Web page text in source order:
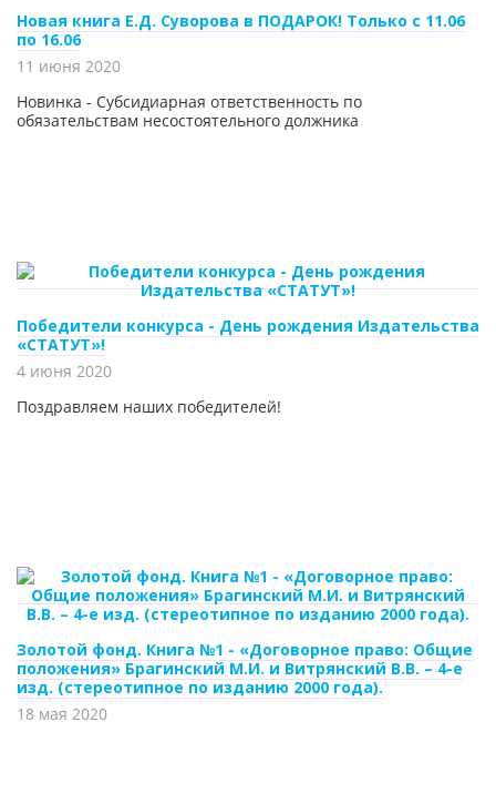
Новая книга Е.Д. Суворова в ПОДАРОК! Только с 11.06
по 16.06
11 июня 2020
Новинка - Субсидиарная ответственность по
обязательствам несостоятельного должника
Победители конкурса - День рождения Издательства
«СТАТУТ»!
4 июня 2020
Поздравляем наших победителей!
Золотой фонд. Книга №1 - «Договорное право: Общие
положения» Брагинский М.И. и Витрянский В.В. – 4-е
изд. (стереотипное по изданию 2000 года).
18 мая 2020